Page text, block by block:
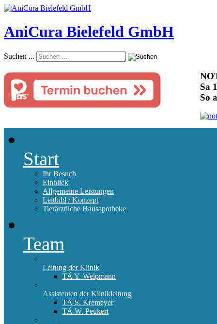
AniCura Bielefeld GmbH
Suchen ...
Sa
So
Start
Ihr Besuch
Einblick
Allgemeine Leistungen
Leitbild / Konzept
Tierärztliche Hausapotheke
Team
Leitung der Klinik
TÄ Y. Welpmann
Assistenten der Klinikleitung
TÄ S. Kremeyer
TÄ W. Peukert